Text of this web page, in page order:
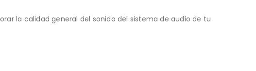
la calidad general del sonido del sistema de audio de tu